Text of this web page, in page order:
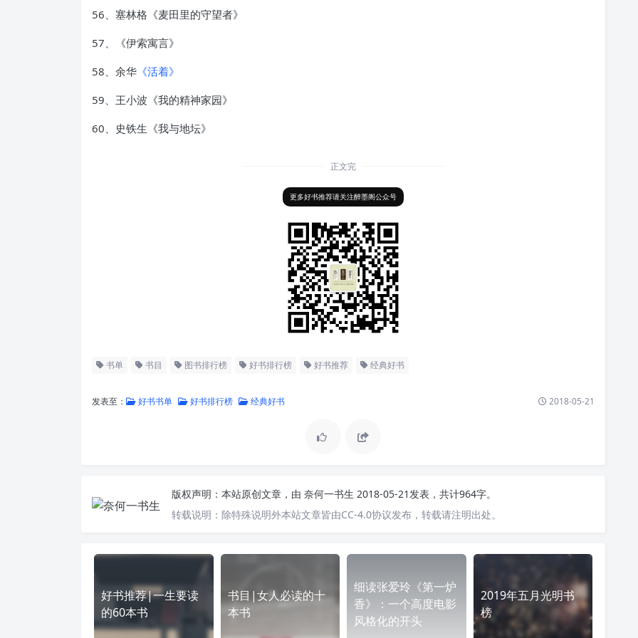
56、塞林格《麦田里的守望者》
57、《伊索寓言》
58、余华 《活着》
59、王小波《我的精神家园》
60、史铁生《我与地坛》
正文完
更多好书推荐请关注醉墨阁公众号
书单 书目 图书排行榜 好书排行榜 好书推荐 经典好书
发表至： 好书书单 好书排行榜 经典好书 2018-05-21
版权声明： 本站原创文章，由 奈何一书生 2018-05-21发表，共计964字。
转载说明： 除特殊说明外本站文章皆由CC-4.0协议发布，转载请注明出处。
好书推荐|一生要读
的60本书
书目|女人必读的十
本书
细读张爱玲《第一炉
香》：一个高度电影
风格化的开头
2019年五月光明书
榜